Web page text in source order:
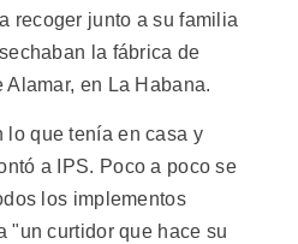
recoger junto a su familia
la fábrica de
en La Habana.
lo que tenía en casa y
a IPS. Poco a poco se
los implementos
"un curtidor que hace su